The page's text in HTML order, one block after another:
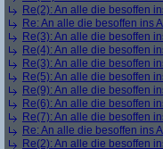
Re(2): An alle die besoffen
Re: An alle die besoffen ins
Re(3): An alle die besoffen
Re(4): An alle die besoffen
Re(3): An alle die besoffen
Re(5): An alle die besoffen
Re(9): An alle die besoffen
Re(6): An alle die besoffen
Re(7): An alle die besoffen
Re: An alle die besoffen ins
Re(2): An alle die besoffen